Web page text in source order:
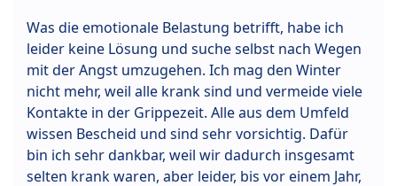
Was die emotionale Belastung betrifft, habe ich
leider keine Lösung und suche selbst nach Wegen
mit der Angst umzugehen. Ich mag den Winter
nicht mehr, weil alle krank sind und vermeide viele
Kontakte in der Grippezeit. Alle aus dem Umfeld
wissen Bescheid und sind sehr vorsichtig. Dafür
bin ich sehr dankbar, weil wir dadurch insgesamt
selten krank waren, aber leider, bis vor einem Jahr,